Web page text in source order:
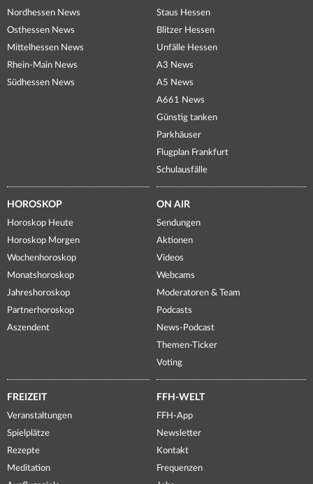
Nordhessen News
Osthessen News
Mittelhessen News
Rhein-Main News
Südhessen News
Staus Hessen
Blitzer Hessen
Unfälle Hessen
A3 News
A5 News
A661 News
Günstig tanken
Parkhäuser
Flugplan Frankfurt
Schulausfälle
HOROSKOP
Horoskop Heute
Horoskop Morgen
Wochenhoroskop
Monatshoroskop
Jahreshoroskop
Partnerhoroskop
Aszendent
ON AIR
Sendungen
Aktionen
Videos
Webcams
Moderatoren & Team
Podcasts
News-Podcast
Themen-Ticker
Voting
FREIZEIT
Veranstaltungen
Spielplätze
Rezepte
Meditation
FFH-WELT
FFH-App
Newsletter
Kontakt
Frequenzen